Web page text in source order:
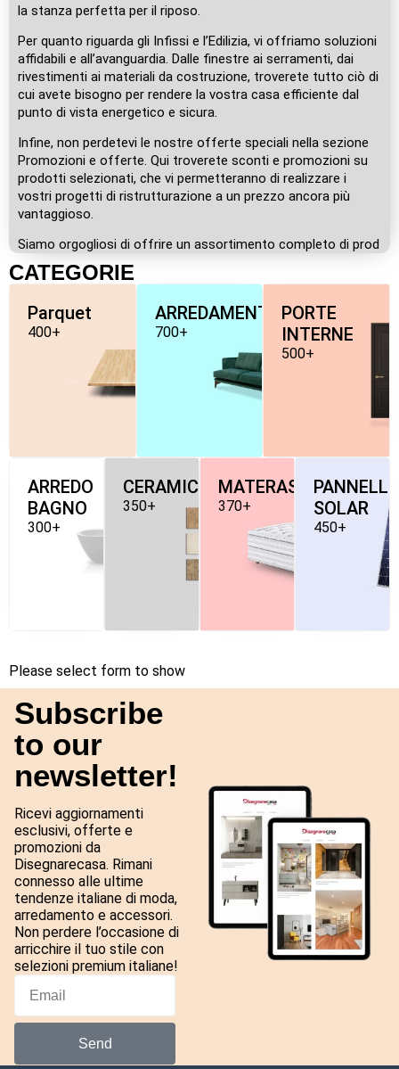
la stanza perfetta per il riposo.
Per quanto riguarda gli Infissi e l’Edilizia, vi offriamo soluzioni
affidabili e all’avanguardia. Dalle finestre ai serramenti, dai
rivestimenti ai materiali da costruzione, troverete tutto ciò di
cui avete bisogno per rendere la vostra casa efficiente dal
punto di vista energetico e sicura.
Infine, non perdetevi le nostre offerte speciali nella sezione
Promozioni e offerte. Qui troverete sconti e promozioni su
prodotti selezionati, che vi permetteranno di realizzare i
vostri progetti di ristrutturazione a un prezzo ancora più
vantaggioso.
Siamo orgogliosi di offrire un assortimento completo di prod
CATEGORIE
Parquet
400+
ARREDAMENTO
700+
PORTE
INTERNE
500+
ARREDO
BAGNO
300+
CERAMICHE
350+
MATERASSI
370+
PANNELLI-
SOLAR
450+
Please select form to show
Subscribe
to our
newsletter!
Ricevi aggiornamenti
esclusivi, offerte e
promozioni da
Disegnarecasa. Rimani
connesso alle ultime
tendenze italiane di moda,
arredamento e accessori.
Non perdere l’occasione di
arricchire il tuo stile con
selezioni premium italiane!
Send